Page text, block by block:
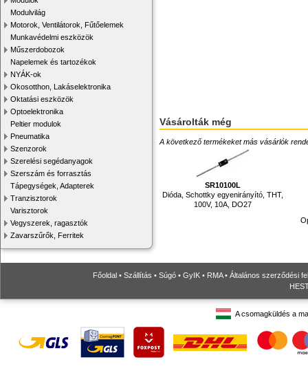
Modulvilág
Motorok, Ventilátorok, Fűtőelemek
Munkavédelmi eszközök
Műszerdobozok
Napelemek és tartozékok
NYÁK-ok
Okosotthon, Lakáselektronika
Oktatási eszközök
Optoelektronika
Peltier modulok
Pneumatika
Szenzorok
Szerelési segédanyagok
Szerszám és forrasztás
Tápegységek, Adapterek
Tranzisztorok
Varisztorok
Vegyszerek, ragasztók
Zavarszűrők, Ferritek
Vásárolták még
A következő termékeket más vásárlók
SR10100L
Dióda, Schottky egyenirányító, THT,
100V, 10A, DO27
Főoldal • Szállítás • Súgó • GyIK • RMA• Általános szerződési
A csomagküldés a